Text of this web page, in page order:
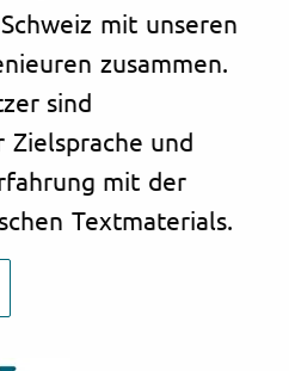
mit unseren
zusammen.
sind
und
mit der
Textmaterials.